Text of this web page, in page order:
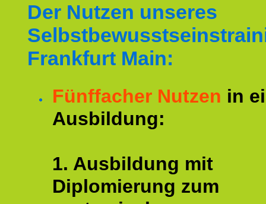
Der Nutzen unseres
Frankfurt Main:
Fünffacher Nutzen in
Ausbildung:
1. Ausbildung mit
Diplomierung zum